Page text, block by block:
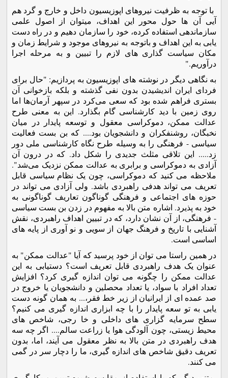
با توجه به ظرفیت نیروهای اپوزیسیون داخل و خارج و گرد هم
آیی آن ها حول محور این اهداف، میتوان از اصول علمی
سازماندهی استفاده کرده، خود را سازمان دهیم و در راه دست
یابی به این اهداف و باتوجه به نیروهای موجود و شرایط زمان و
مکان سیاست گذاری های لازم را تبیین و به مرحله اجرا
درآوریم."
به نگاهی دیگر در نوشته های اپوزیسیون به پردازیم: "حال برای
فردای ایران اندیشیدن بدون نفی گذشته و بلکه بازخوانی آن
بستری فراهم شده بود که سعی می‌کرد در سپهر آرمان‌ها اما
روی زمین با دید کارشناسی گام بگذارد. این به معنی طرح
عدالت ممکن، دموکراسی معقول و توسعه پایدار در میان
نخبگان، روشنفکران و دانشجویان بود.... که بن بست فعالیت
سیاسی - فرهنگی را به وسیله طرح نگاه کارشناسی ملی دور
زد..... این تلاقی مثلث جدیدی را شکل داد. که در درون آن
آزادی به دموکراسی و برابری به عدالت ممکن نزدیک می‌شد".
ملاحظه می کنید که دموکراسی، چون یک نظام سیاسی قابل
تعریف می تواند هدفی راهبردی باشد. ولی آزادی می تواند در
حوزه های اجتماعی و فرهنگی گوناگون تعاریف گوناگونی به
خود به پذیرد. اشاره متن بالا به مفهوم در زدن بن بست سیاسی
- فرهنگی، از آن نشان دارد، که در تبیین اهداف راهبردی، نقش
آشنایی با تاریخ و فرهنگ جهان از سویی و نو آوری از پایه های
اساسی است.
در همین راستا می توان از خود پرسید که آیا "عدالت ممکن" به
عنوان یک هدف راهبردی قابل تعریف است؟ دستیابی به این
عدالت ممکن را چگونه می توان اندازه گیری کرد؟ افزایش
تعداد افراد با سواد، یا تعداد محصلین و دانشجویان یا خروج در
صد عمده ای از ایرانیان از زیر خط فقر،... به همان گونه دست
یابی به تو سعه پایدار را با چه ابزاری اندازه گیری می کنیم؟
سطح سرمایه گزاری های داخلی و خا رجی، شاخص های
محیط زیستی، چون آلودگی هوا یا زراعت سالم.... اگر چه سه
هدف راهبردی در متن بالا به نظر معقول می آیند، اما، بدون
تعریف دقیق شاخص های اندازه گیری، ما را دچار سر در گمی
می کنند.